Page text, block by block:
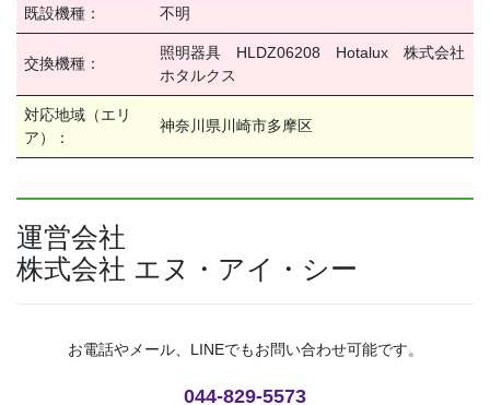
既設機種： 不明
交換機種：
照明器具 HLDZ06208 Hotalux 株式会社
ホタルクス
対応地域（エリ
ア）：
神奈川県川崎市多摩区
運営会社
株式会社 エヌ・アイ・シー
お電話やメール、LINEでもお問い合わせ可能です。
044-829-5573